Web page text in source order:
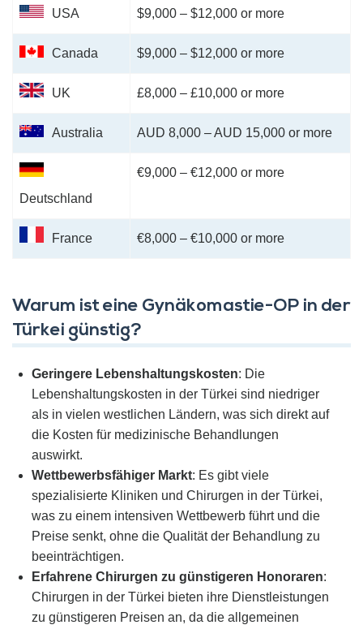
USA $9,000 – $12,000 or more
Canada $9,000 – $12,000 or more
UK £8,000 – £10,000 or more
Australia AUD 8,000 – AUD 15,000 or more
Deutschland
€9,000 – €12,000 or more
France €8,000 – €10,000 or more
Warum ist eine Gynäkomastie-OP in der
Türkei günstig?
Geringere Lebenshaltungskosten: Die
Lebenshaltungskosten in der Türkei sind niedriger
als in vielen westlichen Ländern, was sich direkt auf
die Kosten für medizinische Behandlungen
auswirkt.
Wettbewerbsfähiger Markt: Es gibt viele
spezialisierte Kliniken und Chirurgen in der Türkei,
was zu einem intensiven Wettbewerb führt und die
Preise senkt, ohne die Qualität der Behandlung zu
beeinträchtigen.
Erfahrene Chirurgen zu günstigeren Honoraren:
Chirurgen in der Türkei bieten ihre Dienstleistungen
zu günstigeren Preisen an, da die allgemeinen